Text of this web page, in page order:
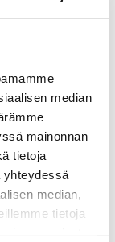
median
mainonnan
tietoja
yhteydessä
median,
tietoja